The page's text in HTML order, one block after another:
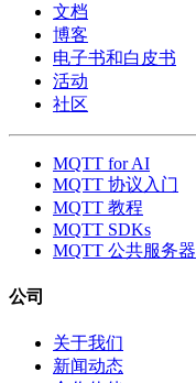
文档
博客
电子书和白皮书
活动
社区
MQTT for AI
MQTT 协议入门
MQTT 教程
MQTT SDKs
MQTT 公共服务器
公司
关于我们
新闻动态